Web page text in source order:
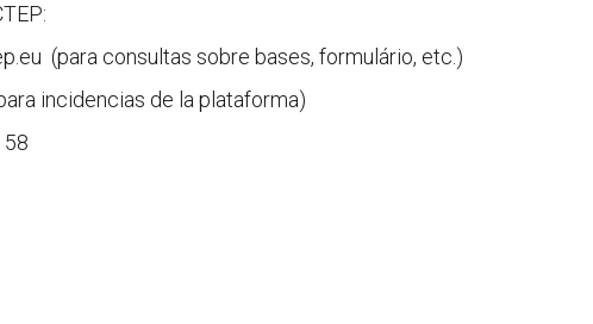
(para consultas sobre bases, formulário, etc.)
incidencias de la plataforma)